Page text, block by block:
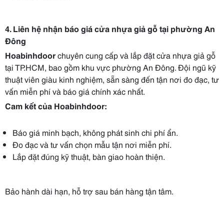
4. Liên hệ nhận báo giá cửa nhựa giả gỗ tại phường An
Đông
Hoabinhdoorchuyên cung cấp và lắp đặt cửa nhựa giả gỗ
tại TP.HCM, bao gồm khu vực phường An Đông. Đội ngũ kỹ
thuật viên giàu kinh nghiệm, sẵn sàng đến tận nơi đo đạc, tư
vấn miễn phí và báo giá chính xác nhất.
Cam kết của Hoabinhdoor:
Báo giá minh bạch, không phát sinh chi phí ẩn.
Đo đạc và tư vấn chọn mẫu tận nơi miễn phí.
Lắp đặt đúng kỹ thuật, bàn giao hoàn thiện.
Bảo hành dài hạn, hỗ trợ sau bán hàng tận tâm.